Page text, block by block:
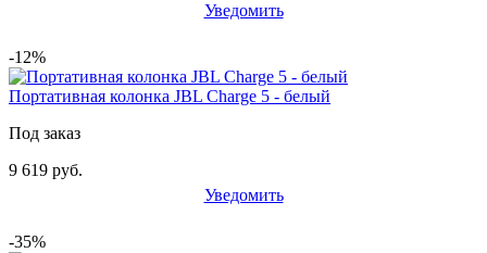
Уведомить
-12%
Портативная колонка JBL Charge 5 - белый
Под заказ
9 619 руб.
Уведомить
-35%